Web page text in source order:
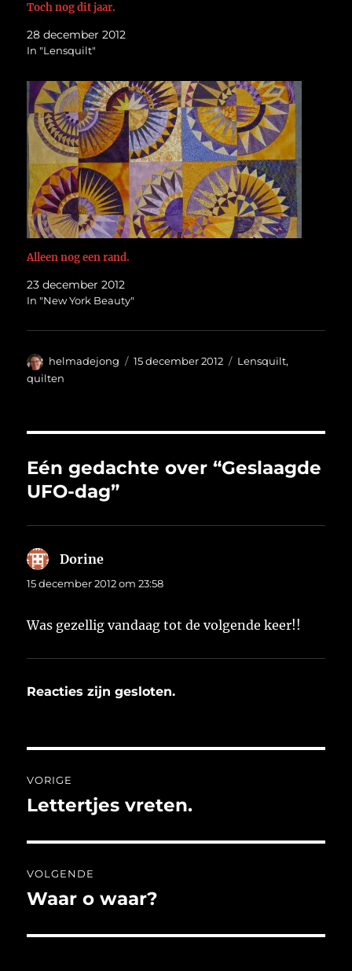
Toch nog dit jaar.
28 december 2012
In "Lensquilt"
Alleen nog een rand.
23 december 2012
In "New York Beauty"
Auteur
helmadejong
Geplaatst
15 december 2012 Categorieën
Lensquilt,
quilten
Eén gedachte over “Geslaagde
UFO-dag”
Dorine
15 december 2012 om 23:58
Was gezellig vandaag tot de volgende keer!!
Reacties zijn gesloten.
navigatie
VORIGE
Vorig
Lettertjes vreten.
VOLGENDE
Volgend
Waar o waar?